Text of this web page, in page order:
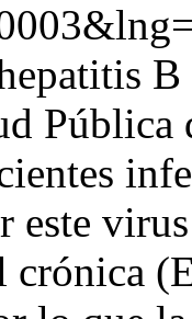
Pública
crónica